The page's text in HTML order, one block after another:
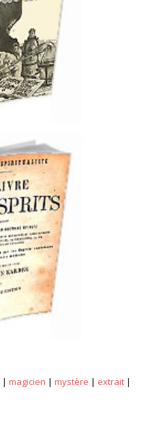
| magicien | mystère | extrait |